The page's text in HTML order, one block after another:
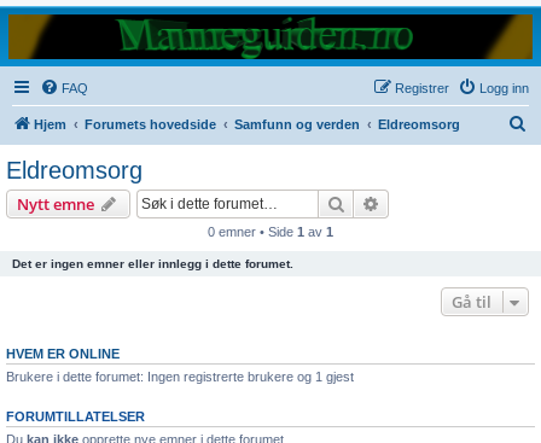
FAQ Logg inn
Registrer
Hjem Forumets hovedside Samfunn og verden Eldreomsorg
Eldreomsorg
Nytt emne Søk
0 emner • Side 1 av 1
Det er ingen emner eller innlegg i dette forumet.
Gå til
HVEM ER ONLINE
Brukere i dette forumet: Ingen registrerte brukere og 1 gjest
FORUMTILLATELSER
Du kan ikke opprette nye emner i dette forumet